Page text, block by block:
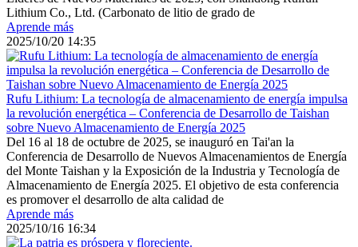
Lithium Co., Ltd. (Carbonato de litio de grado de
Aprende más
2025/10/20 14:35
Rufu Lithium: La tecnología de almacenamiento de energía impulsa
la revolución energética – Conferencia de Desarrollo de Taishan
sobre Nuevo Almacenamiento de Energía 2025
Del 16 al 18 de octubre de 2025, se inauguró en Tai'an la
Conferencia de Desarrollo de Nuevos Almacenamientos de Energía
del Monte Taishan y la Exposición de la Industria y Tecnología de
Almacenamiento de Energía 2025. El objetivo de esta conferencia
es promover el desarrollo de alta calidad de
Aprende más
2025/10/16 16:34